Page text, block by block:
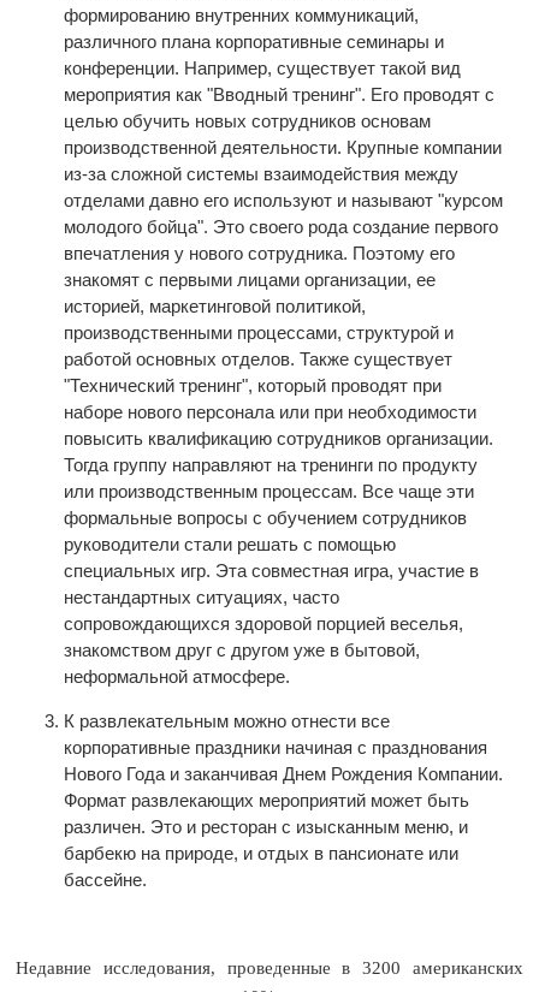
формированию внутренних коммуникаций,
различного плана корпоративные семинары и
конференции. Например, существует такой вид
мероприятия как "Вводный тренинг". Его проводят с
целью обучить новых сотрудников основам
производственной деятельности. Крупные компании
из-за сложной системы взаимодействия между
отделами давно его используют и называют "курсом
молодого бойца". Это своего рода создание первого
впечатления у нового сотрудника. Поэтому его
знакомят с первыми лицами организации, ее
историей, маркетинговой политикой,
производственными процессами, структурой и
работой основных отделов. Также существует
"Технический тренинг", который проводят при
наборе нового персонала или при необходимости
повысить квалификацию сотрудников организации.
Тогда группу направляют на тренинги по продукту
или производственным процессам. Все чаще эти
формальные вопросы с обучением сотрудников
руководители стали решать с помощью
специальных игр. Эта совместная игра, участие в
нестандартных ситуациях, часто
сопровождающихся здоровой порцией веселья,
знакомством друг с другом уже в бытовой,
неформальной атмосфере.
К развлекательным можно отнести все
корпоративные праздники начиная с празднования
Нового Года и заканчивая Днем Рождения Компании.
Формат развлекающих мероприятий может быть
различен. Это и ресторан с изысканным меню, и
барбекю на природе, и отдых в пансионате или
бассейне.
Недавние исследования, проведенные в 3200 американских